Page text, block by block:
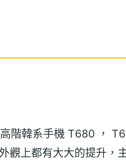
階韓系手機 T680 ，
觀上都有大大的提升，